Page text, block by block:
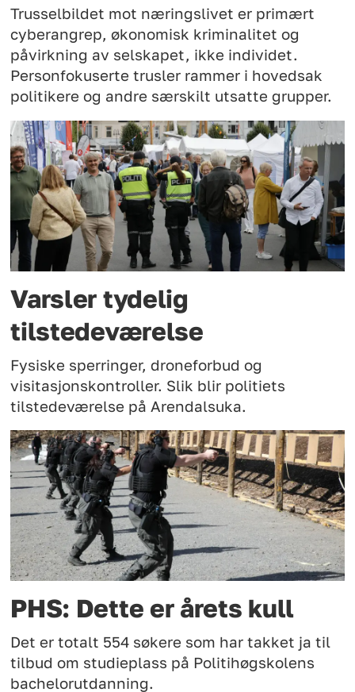
Trusselbildet mot næringslivet er primært
cyberangrep, økonomisk kriminalitet og
påvirkning av selskapet, ikke individet.
Personfokuserte trusler rammer i hovedsak
politikere og andre særskilt utsatte grupper.
Varsler tydelig
tilstedeværelse
Fysiske sperringer, droneforbud og
visitasjonskontroller. Slik blir politiets
tilstedeværelse på Arendalsuka.
PHS: Dette er årets kull
Det er totalt 554 søkere som har takket ja til
tilbud om studieplass på Politihøgskolens
bachelorutdanning.